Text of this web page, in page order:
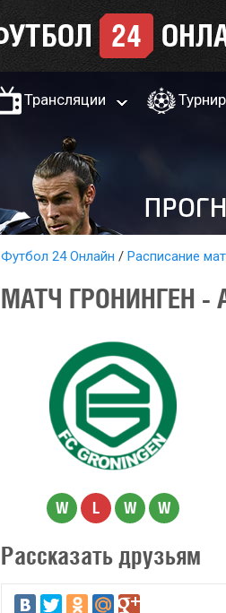
Трансляции
Футбол 24 Онлайн Расписание
МАТЧ ГРОНИНГЕН -
W L W W
Рассказать друзьям